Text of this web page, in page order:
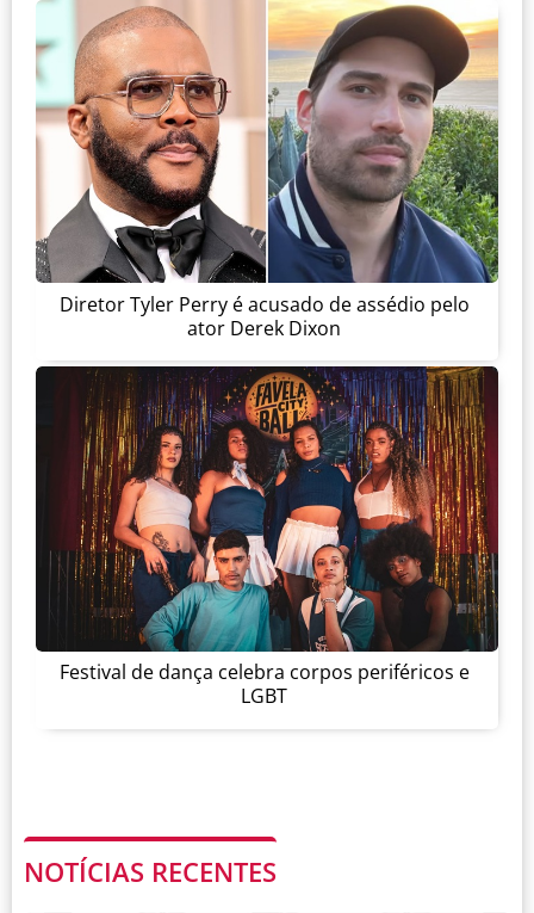
Diretor Tyler Perry é acusado de assédio pelo
ator Derek Dixon
Festival de dança celebra corpos periféricos e
LGBT
NOTÍCIAS RECENTES